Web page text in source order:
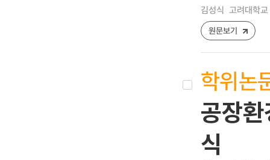
김성식 고려대학
원문보기
학위논
공장
식